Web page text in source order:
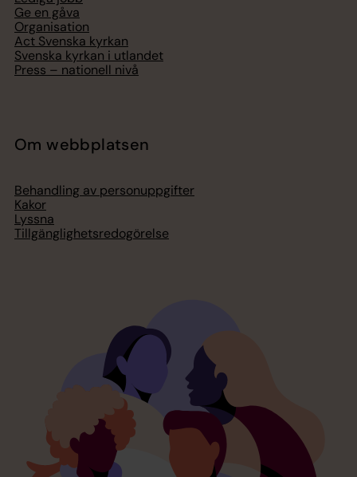
Ge en gåva
Organisation
Act Svenska kyrkan
Svenska kyrkan i utlandet
Press – nationell nivå
Om webbplatsen
Behandling av personuppgifter
Kakor
Lyssna
Tillgänglighetsredogörelse